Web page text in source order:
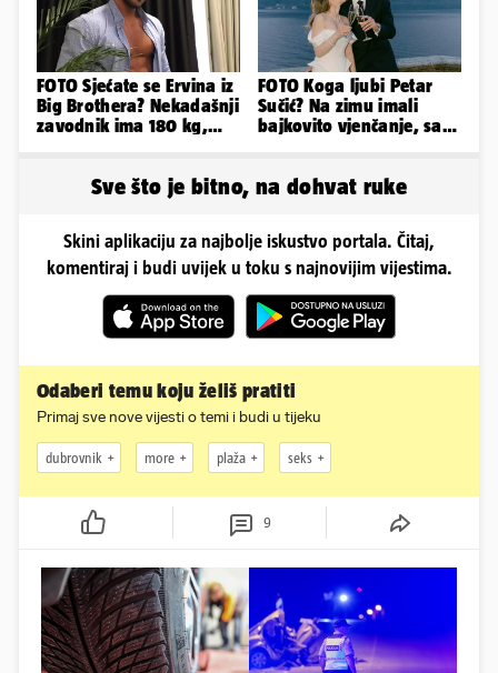
FOTO Sjećate se Ervina iz
Big Brothera? Nekadašnji
zavodnik ima 180 kg,
FOTO Koga ljubi Petar
Sučić? Na zimu imali
bajkovito vjenčanje, sad
Sve što je bitno, na dohvat ruke
Skini aplikaciju za najbolje iskustvo portala. Čitaj,
komentiraj i budi uvijek u toku s najnovijim vijestima.
Odaberi temu koju želiš pratiti
Primaj sve nove vijesti o temi i budi u tijeku
dubrovnik more plaža seks
9